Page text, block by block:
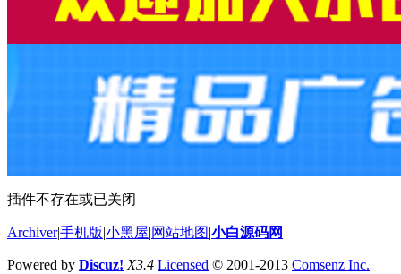
插件不存在或已关闭
Archiver|手机版 小黑屋 网站地图 小白源码网
Powered by Discuz! X3.4 Licensed © 2001-2013 Comsenz Inc.